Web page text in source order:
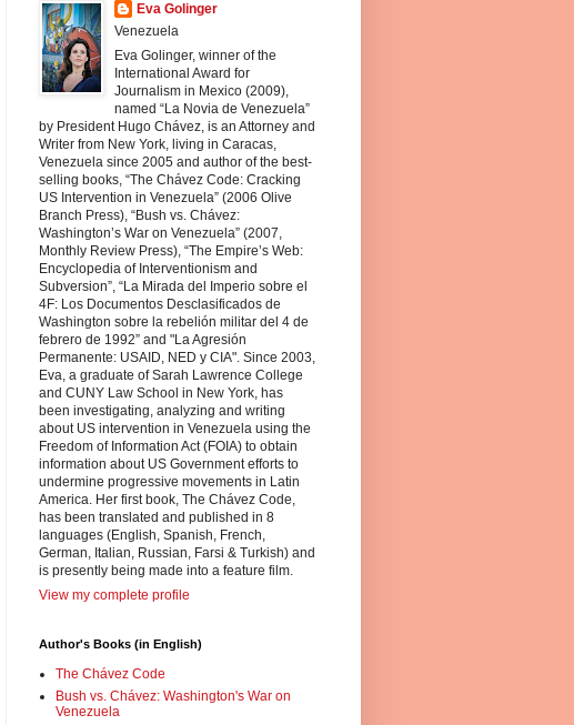
Eva Golinger
Venezuela
Eva Golinger, winner of the
International Award for
Journalism in Mexico (2009),
named “La Novia de Venezuela”
by President Hugo Chávez, is an Attorney and
Writer from New York, living in Caracas,
Venezuela since 2005 and author of the best-
selling books, “The Chávez Code: Cracking
US Intervention in Venezuela” (2006 Olive
Branch Press), “Bush vs. Chávez:
Washington’s War on Venezuela” (2007,
Monthly Review Press), “The Empire’s Web:
Encyclopedia of Interventionism and
Subversion”, “La Mirada del Imperio sobre el
4F: Los Documentos Desclasificados de
Washington sobre la rebelión militar del 4 de
febrero de 1992” and "La Agresión
Permanente: USAID, NED y CIA". Since 2003,
Eva, a graduate of Sarah Lawrence College
and CUNY Law School in New York, has
been investigating, analyzing and writing
about US intervention in Venezuela using the
Freedom of Information Act (FOIA) to obtain
information about US Government efforts to
undermine progressive movements in Latin
America. Her first book, The Chávez Code,
has been translated and published in 8
languages (English, Spanish, French,
German, Italian, Russian, Farsi & Turkish) and
is presently being made into a feature film.
View my complete profile
Author's Books (in English)
The Chávez Code
Bush vs. Chávez: Washington's War on
Venezuela